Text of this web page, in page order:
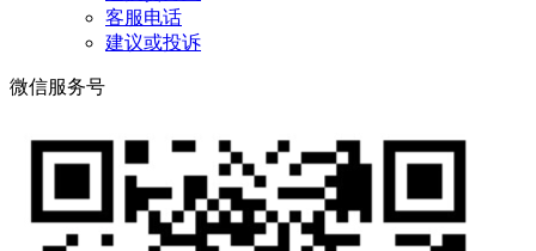
客服电话
建议或投诉
微信服务号